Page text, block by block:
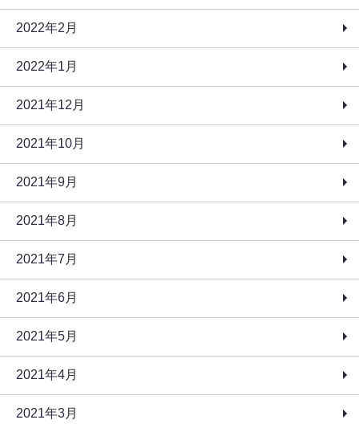
2022年2月
2022年1月
2021年12月
2021年10月
2021年9月
2021年8月
2021年7月
2021年6月
2021年5月
2021年4月
2021年3月